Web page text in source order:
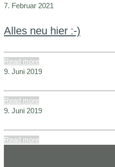
7. Februar 2021
Alles neu hier :-)
Read more
9. Juni 2019
Read more
9. Juni 2019
Read more